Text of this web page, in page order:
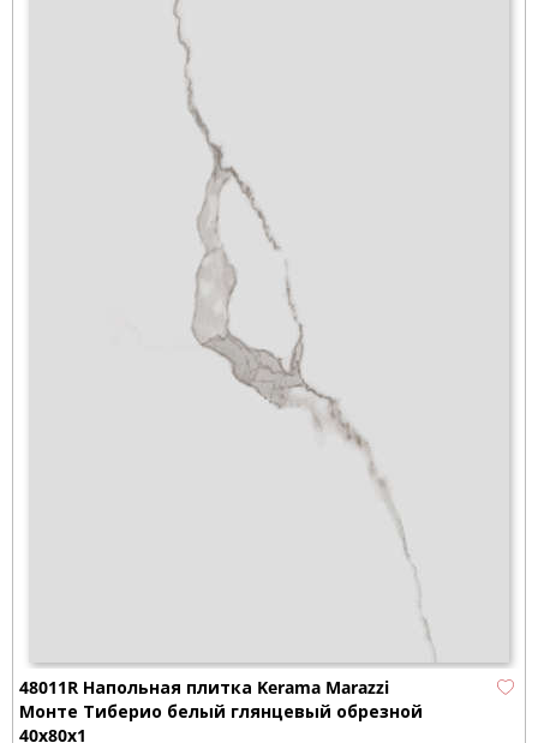
48011R Напольная плитка Kerama Marazzi
Монте Тиберио белый глянцевый обрезной
40x80x1